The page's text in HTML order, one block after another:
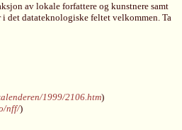
av lokale forfattere og kunstnere samt
i det datateknologiske feltet velkommen. Ta
1999/2106.htm)
nff/)